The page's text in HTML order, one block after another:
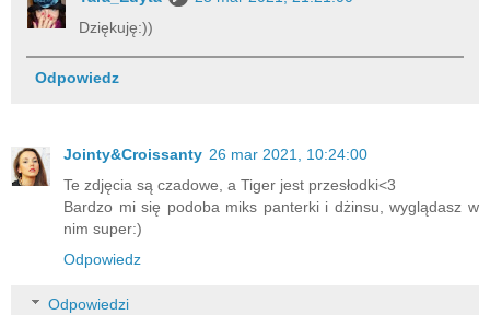
Dziękuję:))
Odpowiedz
Jointy&Croissanty 26 mar 2021, 10:24:00
Te zdjęcia są czadowe, a Tiger jest przesłodki<3
Bardzo mi się podoba miks panterki i dżinsu, wyglądasz w
nim super:)
Odpowiedz
Odpowiedzi